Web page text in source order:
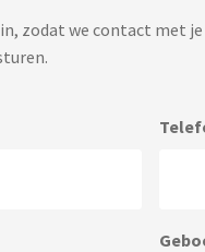
zodat we contact met je